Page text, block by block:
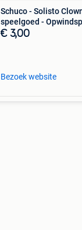
Schuco - Solisto
speelgoed -
€ 3,00
Bezoek website